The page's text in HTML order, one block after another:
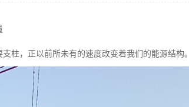
柱，正以前所未有的速度改变着我们的能源结构。